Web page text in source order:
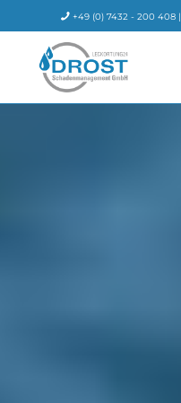
+49 (0) 7432 - 200 408 |